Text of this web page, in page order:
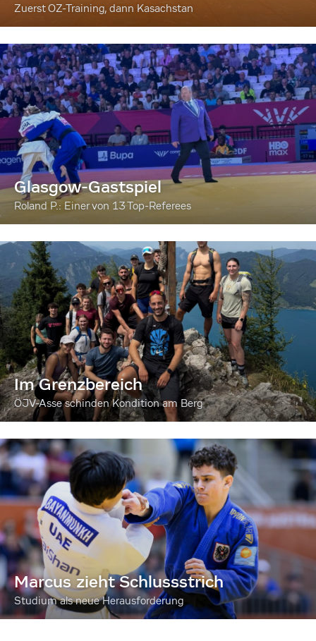
Zuerst OZ-Training, dann Kasachstan
Glasgow-Gastspiel
Roland P.: Einer von 13 Top-Referees
Im Grenzbereich
ÖJV-Asse schinden Kondition am Berg
Marcus zieht Schlussstrich
Studium als neue Herausforderung